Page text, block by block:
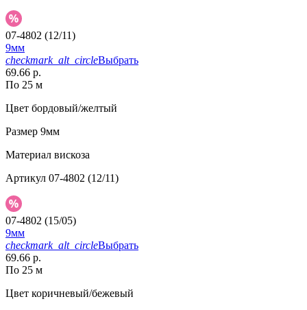
07-4802 (12/11)
9мм
checkmark_alt_circleВыбрать
69.66 р.
По 25 м
Цвет бордовый/желтый
Размер 9мм
Материал вискоза
Артикул 07-4802 (12/11)
07-4802 (15/05)
9мм
checkmark_alt_circleВыбрать
69.66 р.
По 25 м
Цвет коричневый/бежевый